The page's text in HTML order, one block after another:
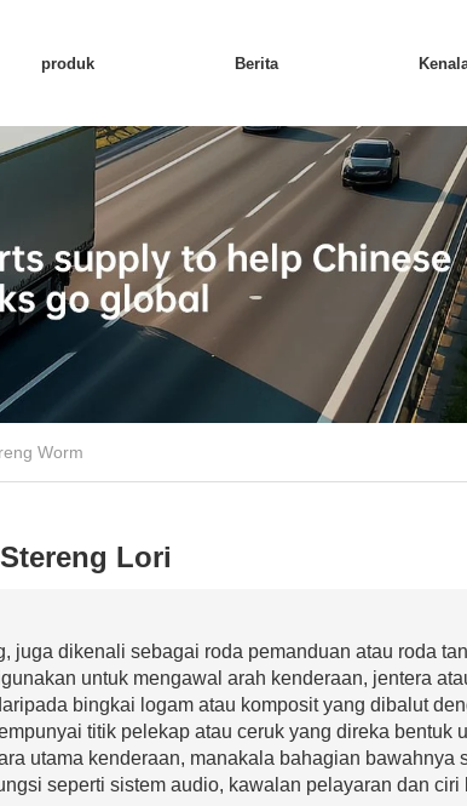
produk Berita
Worm
Lori
juga dikenali sebagai roda pemanduan atau roda
untuk mengawal arah kenderaan, jentera
bingkai logam atau komposit yang dibalut
titik pelekap atau ceruk yang direka bentuk
utama kenderaan, manakala bahagian bawahnya
seperti sistem audio, kawalan pelayaran dan ciri